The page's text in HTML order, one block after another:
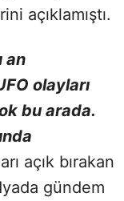
açıklamıştı.
an
olayları
bu arada.
açık bırakan
gündem